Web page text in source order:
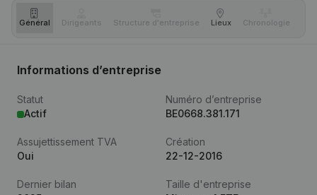
Général Dirigeants Structure d'entreprise Lieux Chronologie
Informations d’entreprise
Statut
Actif
Numéro d’entreprise
BE0668.381.171
Assujettissement TVA
Oui
Création
22-12-2016
Dernier bilan
Taille d'entreprise